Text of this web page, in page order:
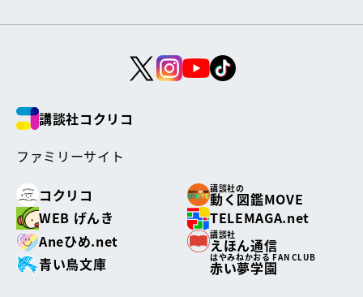
講談社コクリコ
ファミリーサイト
コクリコ
講談社の
動く図鑑MOVE
WEB げんき
TELEMAGA.net
Aneひめ.net
講談社
えほん通信
青い鳥文庫
はやみねかおる FAN CLUB
赤い夢学園